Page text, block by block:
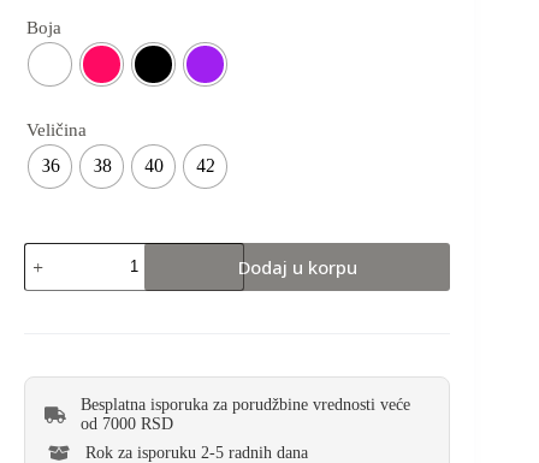
Boja
Veličina
36 38 40 42
Dodaj u korpu
Besplatna isporuka za porudžbine vrednosti veće
od 7000 RSD
Rok za isporuku 2-5 radnih dana